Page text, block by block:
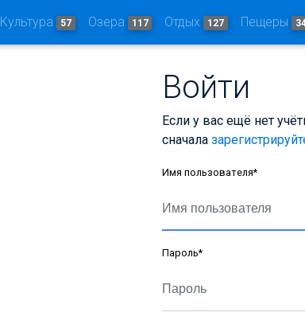
Культура 57 Озера 117 Отдых 127 Пещеры
Войти
Если у вас ещё нет
сначала
Имя пользователя*
Пароль*